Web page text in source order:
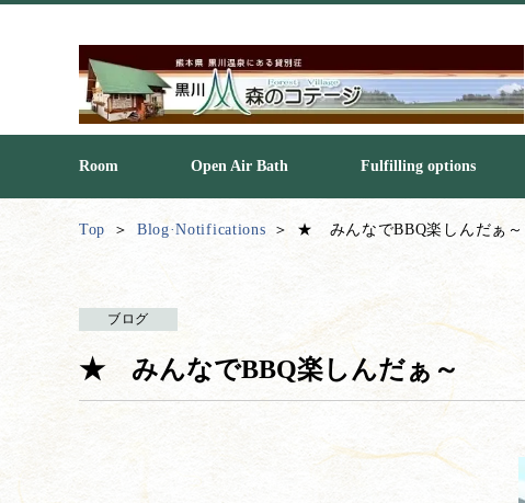
Room Open Air Bath Fulfilling options
Top Blog·Notifications ★ みんなでBBQ楽しんだぁ～
ブログ
★ みんなでBBQ楽しんだぁ～